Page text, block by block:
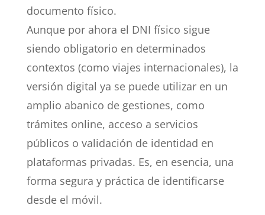
documento físico.
Aunque por ahora el DNI físico sigue
siendo obligatorio en determinados
contextos (como viajes internacionales), la
versión digital ya se puede utilizar en un
amplio abanico de gestiones, como
trámites online, acceso a servicios
públicos o validación de identidad en
plataformas privadas. Es, en esencia, una
forma segura y práctica de identificarse
desde el móvil.